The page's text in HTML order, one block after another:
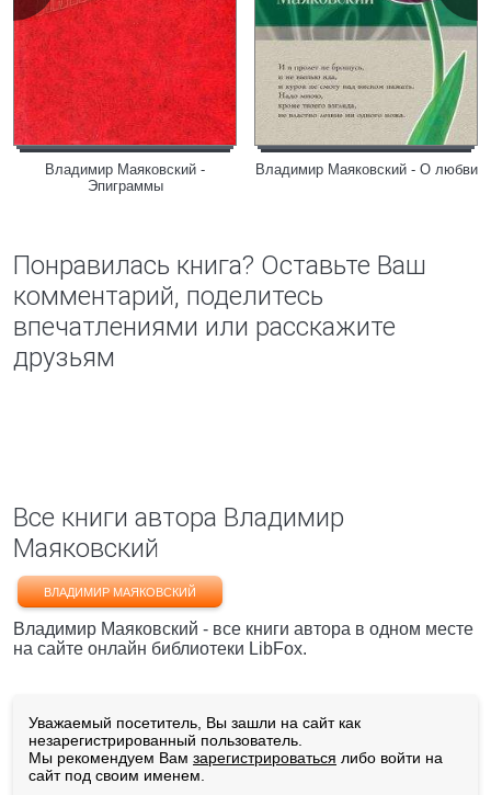
Владимир Маяковский -
Эпиграммы
Владимир Маяковский - О любви
Понравилась книга? Оставьте Ваш
комментарий, поделитесь
впечатлениями или расскажите
друзьям
Все книги автора Владимир
Маяковский
ВЛАДИМИР МАЯКОВСКИЙ
Владимир Маяковский - все книги автора в одном месте
на сайте онлайн библиотеки LibFox.
Уважаемый посетитель, Вы зашли на сайт как
незарегистрированный пользователь.
Мы рекомендуем Вам зарегистрироваться либо войти на
сайт под своим именем.